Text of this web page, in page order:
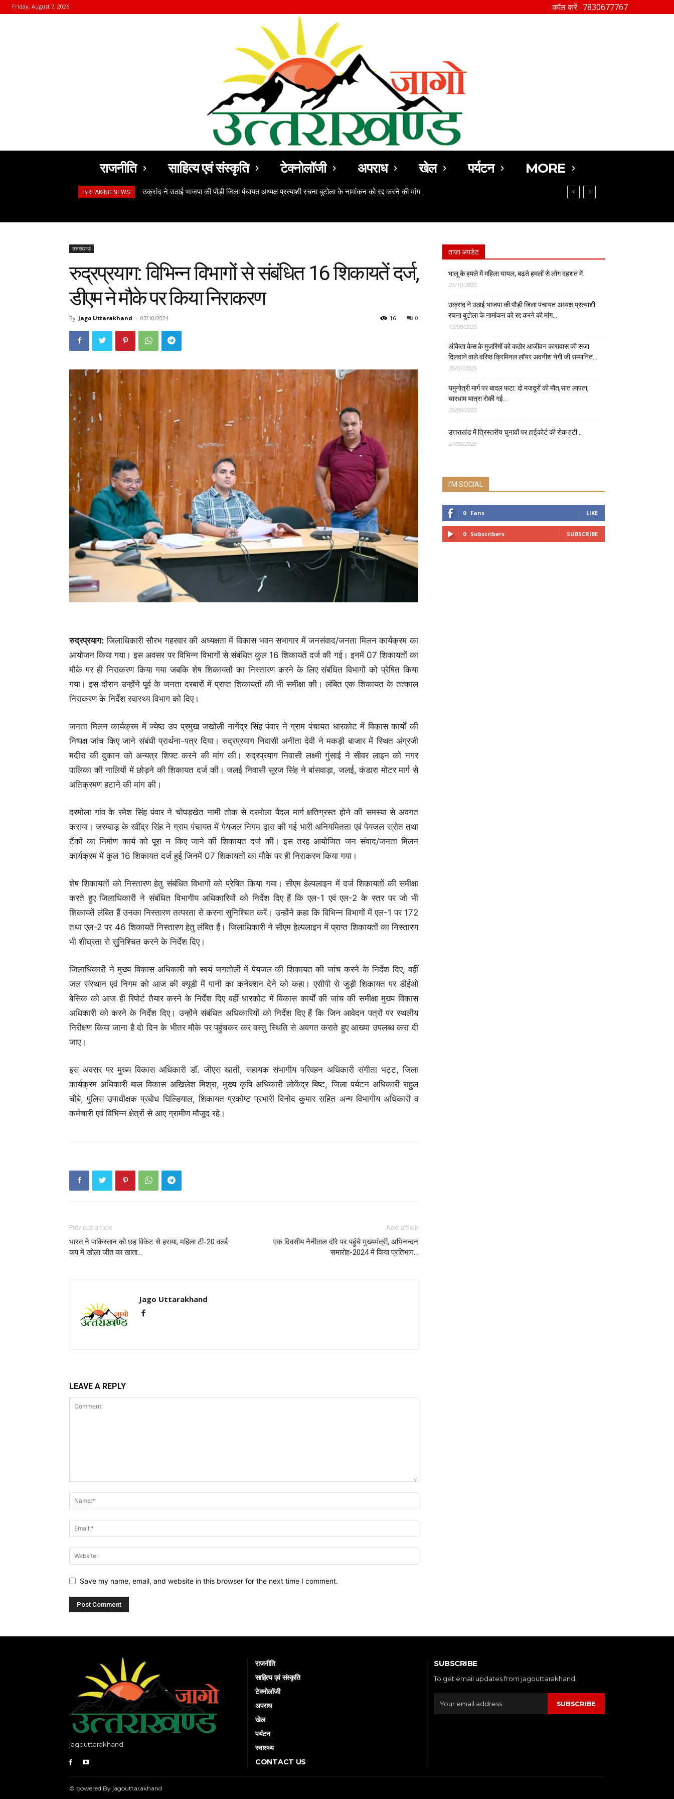
Friday, August 7, 2026 कॉल करें : 7830677767
राजनीति साहित्य एवं संस्कृति टेक्नोलॉजी अपराध खेल पर्यटन MORE
BREAKING NEWS उक्रांद ने उठाई भाजपा की पौड़ी जिला पंचायत अध्यक्ष प्रत्याशी रचना बुटोला के नामांकन को रद्द करने की मांग…
उत्तराखण्ड
रुद्रप्रयाग: विभिन्न विभागों से संबंधित 16 शिकायतें दर्ज,
डीएम ने मौके पर किया निराकरण
By Jago Uttarakhand - 07/10/2024 0
16
रुद्रप्रयाग: जिलाधिकारी सौरभ गहरवार की अध्यक्षता में विकास भवन सभागार में जनसंवाद/जनता मिलन कार्यक्रम का
आयोजन किया गया। इस अवसर पर विभिन्न विभागों से संबंधित कुल 16 शिकायतें दर्ज की गई। इनमें 07 शिकायतों का
मौके पर ही निराकरण किया गया जबकि शेष शिकायतों का निस्तारण करने के लिए संबंधित विभागों को प्रेषित किया
गया। इस दौरान उन्होंने पूर्व के जनता दरबारों में प्राप्त शिकायतों की भी समीक्षा की। लंबित एक शिकायत के तत्काल
निराकरण के निर्देश स्वास्थ्य विभाग को दिए।
जनता मिलन कार्यक्रम में ज्येष्ठ उप प्रमुख जखोली नागेंद्र सिंह पंवार ने ग्राम पंचायत धारकोट में विकास कार्यों की
निष्पक्ष जांच किए जाने संबंधी प्रार्थना-पत्र दिया। रुद्रप्रयाग निवासी अनीता देवी ने मकड़ी बाजार में स्थित अंग्रजी
मदीरा की दुकान को अन्यत्र शिफ्ट करने की मांग की। रुद्रप्रयाग निवासी लक्ष्मी गुंसाई ने सीवर लाइन को नगर
पालिका की नालियों में छोड़ने की शिकायत दर्ज की। जलई निवासी सूरज सिंह ने बांसवाड़ा, जलई, कंडारा मोटर मार्ग से
अतिक्रमण हटाने की मांग की।
दरमोला गांव के रमेश सिंह पंवार ने चोपड़खेत नामी तोक से दरमोला पैदल मार्ग क्षतिग्रस्त होने की समस्या से अवगत
कराया। जरम्वाड़ के रवींद्र सिंह ने ग्राम पंचायत में पेयजल निगम द्वारा की गई भारी अनियमितता एवं पेयजल स्रोत तथा
टैंकों का निर्माण कार्य को पूरा न किए जाने की शिकायत दर्ज की। इस तरह आयोजित जन संवाद/जनता मिलन
कार्यक्रम में कुल 16 शिकायत दर्ज हुई जिनमें 07 शिकायतों का मौके पर ही निराकरण किया गया।
शेष शिकायतों को निस्तारण हेतु संबंधित विभागों को प्रेषित किया गया। सीएम हेल्पलाइन में दर्ज शिकायतों की समीक्षा
करते हुए जिलाधिकारी ने संबंधित विभागीय अधिकारियों को निर्देश दिए हैं कि एल-1 एवं एल-2 के स्तर पर जो भी
शिकायतें लंबित हैं उनका निस्तारण तत्परता से करना सुनिश्चित करें। उन्होंने कहा कि विभिन्न विभागों में एल-1 पर 172
तथा एल-2 पर 46 शिकायतें निस्तारण हेतु लंबित हैं। जिलाधिकारी ने सीएम हेल्पलाइन में प्राप्त शिकायतों का निस्तारण
भी शीघ्रता से सुनिश्चित करने के निर्देश दिए।
जिलाधिकारी ने मुख्य विकास अधिकारी को स्वयं जगतोली में पेयजल की शिकायत की जांच करने के निर्देश दिए, वहीं
जल संस्थान एवं निगम को आज की क्यूडी में पानी का कनेक्शन देने को कहा। एसीपी से जुड़ी शिकायत पर डीईओ
बेसिक को आज ही रिपोर्ट तैयार करने के निर्देश दिए वहीं धारकोट में विकास कार्यों की जांच की समीक्षा मुख्य विकास
अधिकारी को करने के निर्देश दिए। उन्होंने संबंधित अधिकारियों को निर्देश दिए हैं कि जिन आवेदन पत्रों पर स्थलीय
निरीक्षण किया जाना है दो दिन के भीतर मौके पर पहुंचकर कर वस्तु स्थिति से अवगत कराते हुए आख्या उपलब्ध करा दी
जाए।
इस अवसर पर मुख्य विकास अधिकारी डाॅ. जीएस खाती, सहायक संभागीय परिवहन अधिकारी संगीता भट्ट, जिला
कार्यक्रम अधिकारी बाल विकास अखिलेश मिश्रा, मुख्य कृषि अधिकारी लोकेंद्र बिष्ट, जिला पर्यटन अधिकारी राहुल
चौबे, पुलिस उपाधीक्षक प्रबोध घिल्डियाल, शिकायत प्रकोष्ट प्रभारी विनोद कुमार सहित अन्य विभागीय अधिकारी व
कर्मचारी एवं विभिन्न क्षेत्रों से आए ग्रामीण मौजूद रहे।
Previous article
भारत ने पाकिस्तान को छह विकेट से हराया, महिला टी-20 वर्ल्ड
कप में खोला जीत का खाता…
Next article
एक दिवसीय नैनीताल दौरे पर पहुंचे मुख्यमंत्री, अभिनन्दन
समारोह-2024 में किया प्रतिभाग…
Jago Uttarakhand
LEAVE A REPLY
Save my name, email, and website in this browser for the next time I comment.
ताज़ा अपडेट
भालू के हमले में महिला घायल, बढ़ते हमलों से लोग दहशत में..
21/10/2025
उक्रांद ने उठाई भाजपा की पौड़ी जिला पंचायत अध्यक्ष प्रत्याशी
रचना बुटोला के नामांकन को रद्द करने की मांग…
13/08/2025
अंकिता केस के मुजरिमों को कठोर आजीवन कारावास की सजा
दिलवाने वाले वरिष्ठ क्रिमिनल लॉयर अवनीश नेगी जी सम्मानित…
30/07/2025
यमुनोत्री मार्ग पर बादल फटा: दो मजदूरों की मौत,सात लापता,
चारधाम यात्रा रोकी गई…
30/06/2025
उत्तराखंड में त्रिस्तरीय चुनावों पर हाईकोर्ट की रोक हटी…
27/06/2025
I'M SOCIAL
0 Fans LIKE
0 Subscribers SUBSCRIBE
jagouttarakhand
राजनीति
साहित्य एवं संस्कृति
टेक्नोलॉजी
अपराध
खेल
पर्यटन
स्वास्थ्य
CONTACT US
SUBSCRIBE
To get email updates from jagouttarakhand.
SUBSCRIBE
© powered By jagouttarakhand